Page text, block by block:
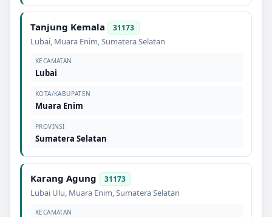
Tanjung Kemala 31173
Lubai, Muara Enim,Sumatera Selatan
KECAMATAN
Lubai
KOTA/KABUPATEN
Muara Enim
PROVINSI
Sumatera Selatan
Karang Agung 31173
Lubai Ulu, Muara Enim,Sumatera Selatan
KECAMATAN